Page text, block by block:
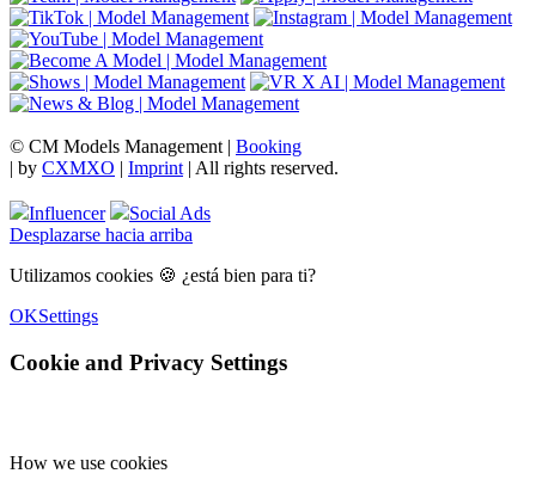
© CM Models Management | Booking
| by CXMXO | Imprint | All rights reserved.
Influencer
Social Ads
Desplazarse hacia arriba
Utilizamos cookies 🍪 ¿está bien para ti?
OKSettings
Cookie and Privacy Settings
How we use cookies